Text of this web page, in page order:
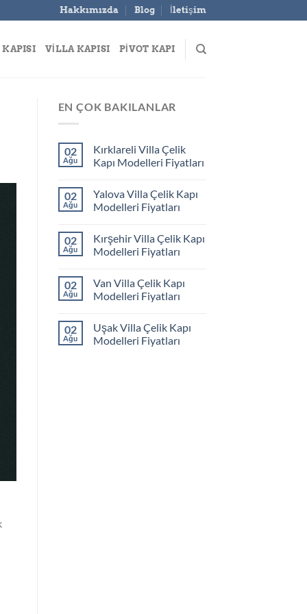
Hakkımızda Blog İletişim
KAPISI VILLA KAPISI PIVOT KAPI
EN ÇOK BAKILANLAR
02
Ağu
Kırklareli Villa Çelik
Kapı Modelleri Fiyatları
02
Ağu
Yalova Villa Çelik Kapı
Modelleri Fiyatları
02
Ağu
Kırşehir Villa Çelik Kapı
Modelleri Fiyatları
02
Ağu
Van Villa Çelik Kapı
Modelleri Fiyatları
02
Ağu
Uşak Villa Çelik Kapı
Modelleri Fiyatları